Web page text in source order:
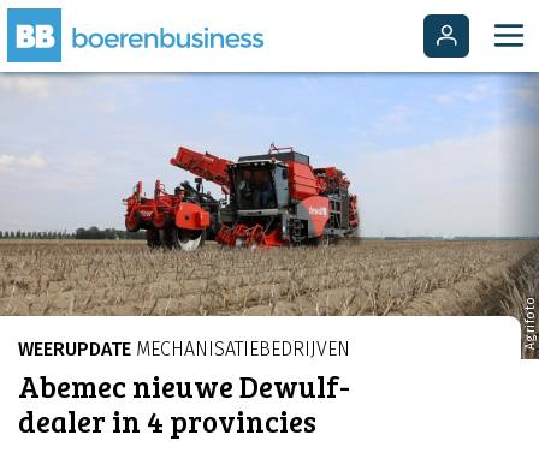
Agrifoto
WEERUPDATE MECHANISATIEBEDRIJVEN
Abemec nieuwe Dewulf-
dealer in 4 provincies